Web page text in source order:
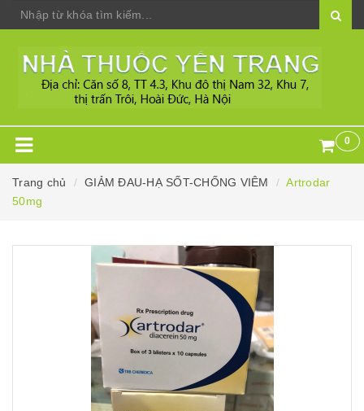
0
Trang chủ GIẢM ĐAU-HẠ SỐT-CHỐNG VIÊM
Artrodar
50mg